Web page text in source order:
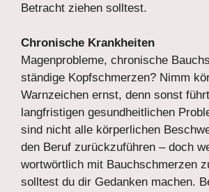
Betracht ziehen solltest.
Chronische Krankheiten
Magenprobleme, chronische
ständige Kopfschmerzen? Nimm
Warnzeichen ernst, denn sonst
langfristigen gesundheitlichen
sind nicht alle körperlichen
den Beruf zurückzuführen – doch
wortwörtlich mit Bauchschmerzen
solltest du dir Gedanken machen.